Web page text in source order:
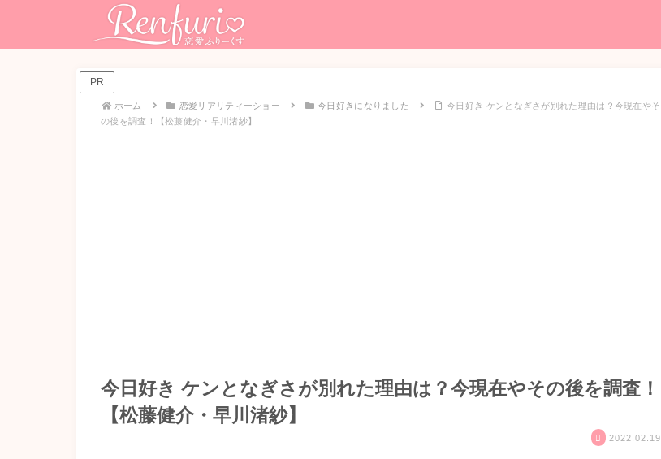
PR
ホーム 恋愛リアリティーショー 今日好きになりました
今日好き ケンとなぎさが別れた理由は？今現在やそ
の後を調査！【松藤健介・早川渚紗】
今日好き ケンとなぎさが別れた理由は？今現在やその後を調査！
【松藤健介・早川渚紗】
2022.02.19